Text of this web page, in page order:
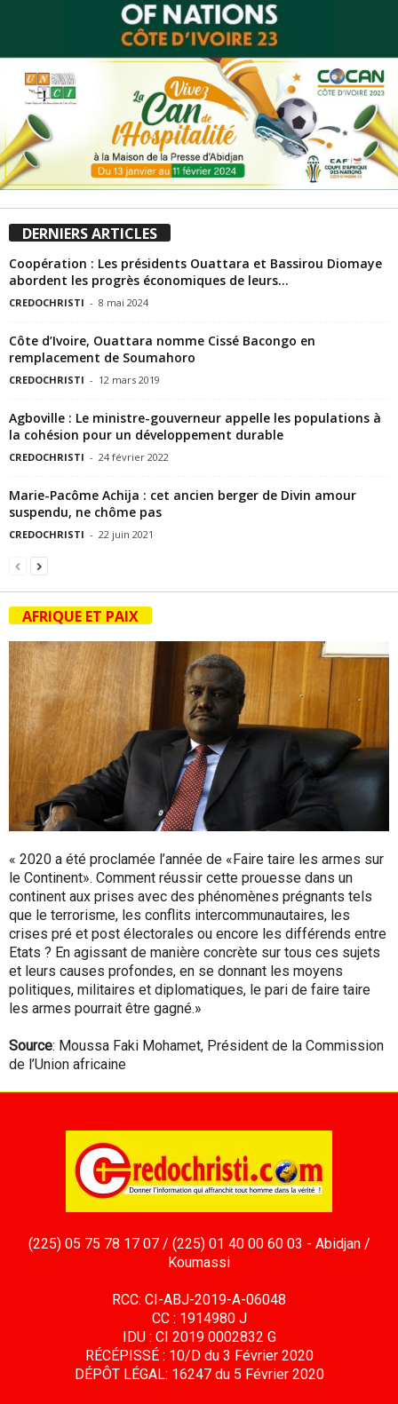
DERNIERS ARTICLES
Coopération : Les présidents Ouattara et Bassirou Diomaye
abordent les progrès économiques de leurs...
CREDOCHRISTI - 8 mai 2024
Côte d’Ivoire, Ouattara nomme Cissé Bacongo en
remplacement de Soumahoro
CREDOCHRISTI - 12 mars 2019
Agboville : Le ministre-gouverneur appelle les populations à
la cohésion pour un développement durable
CREDOCHRISTI - 24 février 2022
Marie-Pacôme Achija : cet ancien berger de Divin amour
suspendu, ne chôme pas
CREDOCHRISTI - 22 juin 2021
AFRIQUE ET PAIX
« 2020 a été proclamée l’année de «Faire taire les armes sur
le Continent». Comment réussir cette prouesse dans un
continent aux prises avec des phénomènes prégnants tels
que le terrorisme, les conflits intercommunautaires, les
crises pré et post électorales ou encore les différends entre
Etats ? En agissant de manière concrète sur tous ces sujets
et leurs causes profondes, en se donnant les moyens
politiques, militaires et diplomatiques, le pari de faire taire
les armes pourrait être gagné.»
Source: Moussa Faki Mohamet, Président de la Commission
de l’Union africaine
(225) 05 75 78 17 07 / (225) 01 40 00 60 03 - Abidjan /
Koumassi
RCC: CI-ABJ-2019-A-06048
CC : 1914980 J
IDU : CI 2019 0002832 G
RÉCÉPISSÉ : 10/D du 3 Février 2020
DÉPÔT LÉGAL: 16247 du 5 Février 2020